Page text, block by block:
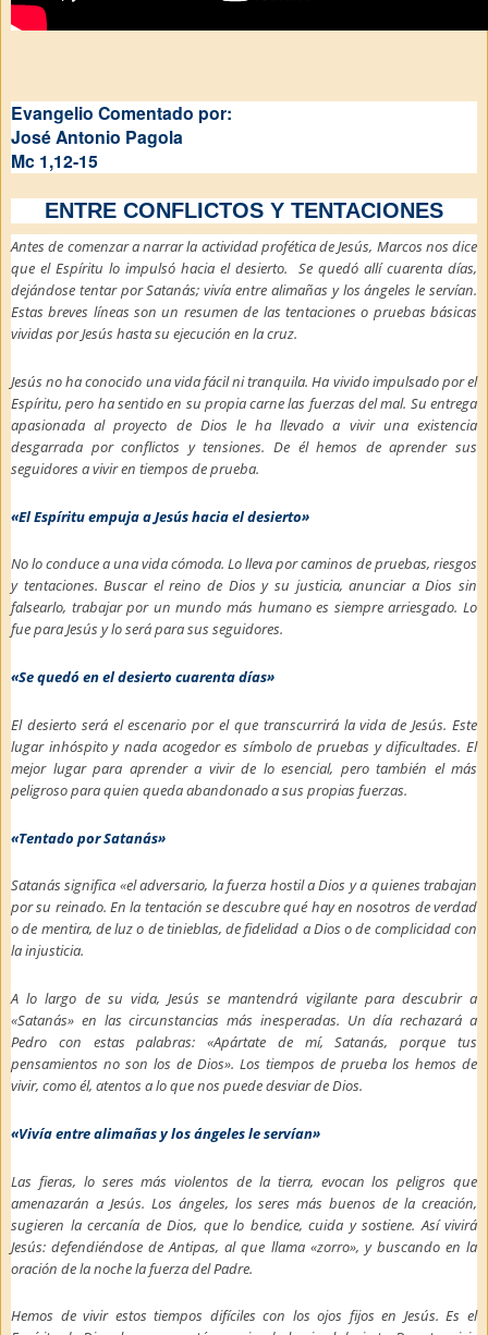
Evangelio Comentado por:
José Antonio Pagola
Mc 1,12-15
ENTRE CONFLICTOS Y TENTACIONES
Antes de comenzar a narrar la actividad profética de Jesús, Marcos nos dice
que el Espíritu lo impulsó hacia el desierto. Se quedó allí cuarenta días,
dejándose tentar por Satanás; vivía entre alimañas y los ángeles le servían.
Estas breves líneas son un resumen de las tentaciones o pruebas básicas
vividas por Jesús hasta su ejecución en la cruz.
Jesús no ha conocido una vida fácil ni tranquila. Ha vivido impulsado por el
Espíritu, pero ha sentido en su propia carne las fuerzas del mal. Su entrega
apasionada al proyecto de Dios le ha llevado a vivir una existencia
desgarrada por conflictos y tensiones. De él hemos de aprender sus
seguidores a vivir en tiempos de prueba.
«El Espíritu empuja a Jesús hacia el desierto»
No lo conduce a una vida cómoda. Lo lleva por caminos de pruebas, riesgos
y tentaciones. Buscar el reino de Dios y su justicia, anunciar a Dios sin
falsearlo, trabajar por un mundo más humano es siempre arriesgado. Lo
fue para Jesús y lo será para sus seguidores.
«Se quedó en el desierto cuarenta días»
El desierto será el escenario por el que transcurrirá la vida de Jesús. Este
lugar inhóspito y nada acogedor es símbolo de pruebas y dificultades. El
mejor lugar para aprender a vivir de lo esencial, pero también el más
peligroso para quien queda abandonado a sus propias fuerzas.
«Tentado por Satanás»
Satanás significa «el adversario, la fuerza hostil a Dios y a quienes trabajan
por su reinado. En la tentación se descubre qué hay en nosotros de verdad
o de mentira, de luz o de tinieblas, de fidelidad a Dios o de complicidad con
la injusticia.
A lo largo de su vida, Jesús se mantendrá vigilante para descubrir a
«Satanás» en las circunstancias más inesperadas. Un día rechazará a
Pedro con estas palabras: «Apártate de mí, Satanás, porque tus
pensamientos no son los de Dios». Los tiempos de prueba los hemos de
vivir, como él, atentos a lo que nos puede desviar de Dios.
«Vivía entre alimañas y los ángeles le servían»
Las fieras, lo seres más violentos de la tierra, evocan los peligros que
amenazarán a Jesús. Los ángeles, los seres más buenos de la creación,
sugieren la cercanía de Dios, que lo bendice, cuida y sostiene. Así vivirá
Jesús: defendiéndose de Antipas, al que llama «zorro», y buscando en la
oración de la noche la fuerza del Padre.
Hemos de vivir estos tiempos difíciles con los ojos fijos en Jesús. Es el